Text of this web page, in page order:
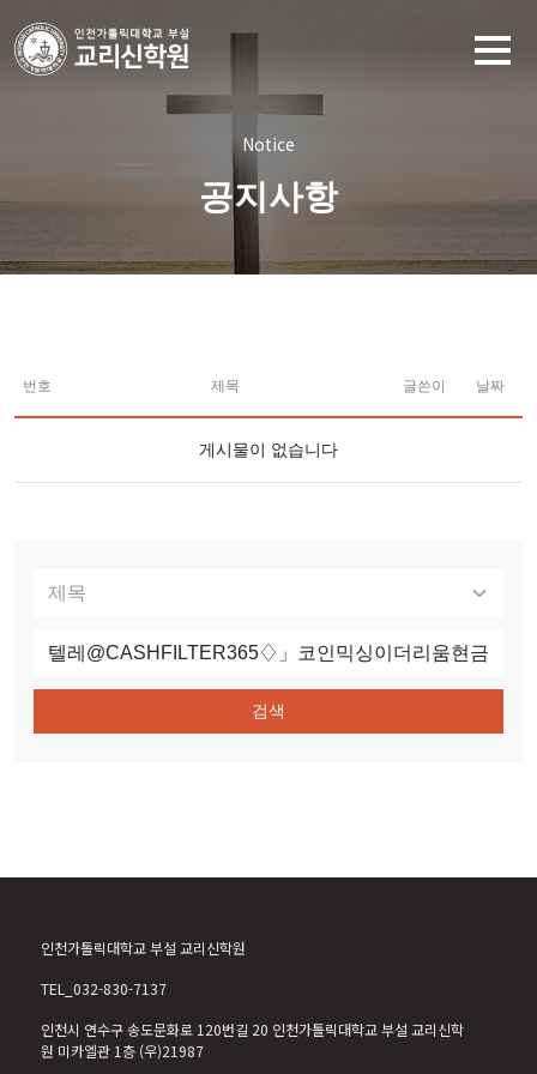
Notice
공지사항
번호 제목 글쓴이 날짜
게시물이 없습니다
검색
인천가톨릭대학교 부설 교리신학원
TEL_032-830-7137
인천시 연수구 송도문화로 120번길 20 인천가톨릭대학교 부설 교리신학
원 미카엘관 1층 (우)21987